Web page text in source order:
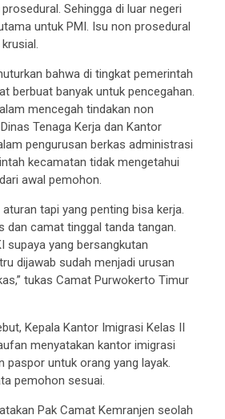
Sehingga di luar negeri
untuk PMI. Isu non prosedural
bahwa di tingkat pemerintah
berbuat banyak untuk pencegahan.
mencegah tindakan non
Tenaga Kerja dan Kantor
pengurusan berkas administrasi
kecamatan tidak mengetahui
awal pemohon.
tapi yang penting bisa kerja.
dan camat tinggal tanda tangan.
supaya yang bersangkutan
dijawab sudah menjadi urusan
tukas Camat Purwokerto Timur
Kepala Kantor Imigrasi Kelas II
menyatakan kantor imigrasi
paspor untuk orang yang layak.
pemohon sesuai.
Pak Camat Kemranjen seolah